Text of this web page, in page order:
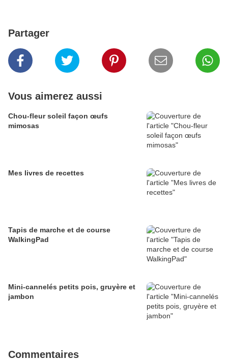
Partager
Vous aimerez aussi
Chou-fleur soleil façon œufs
mimosas
Mes livres de recettes
Tapis de marche et de course
WalkingPad
Mini-cannelés petits pois, gruyère et
jambon
Commentaires